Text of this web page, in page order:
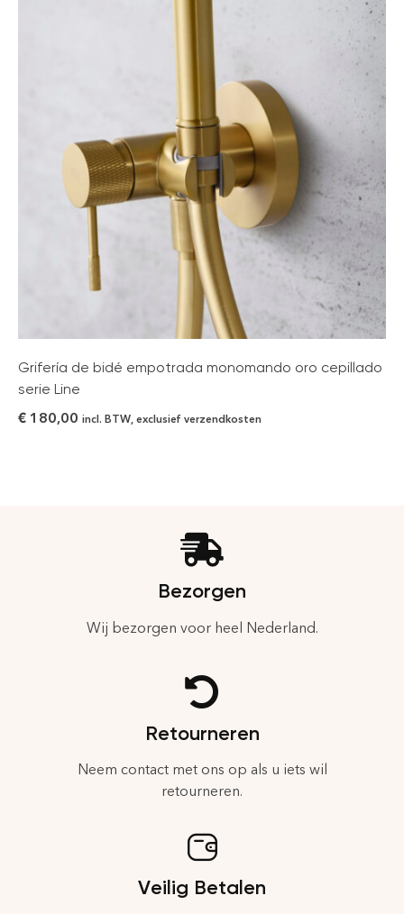
Grifería de bidé empotrada monomando oro cepillado
serie Line
€ 180,00 incl. BTW, exclusief verzendkosten
Bezorgen
Wij bezorgen voor heel Nederland.
Retourneren
Neem contact met ons op als u iets wil
retourneren.
Veilig Betalen